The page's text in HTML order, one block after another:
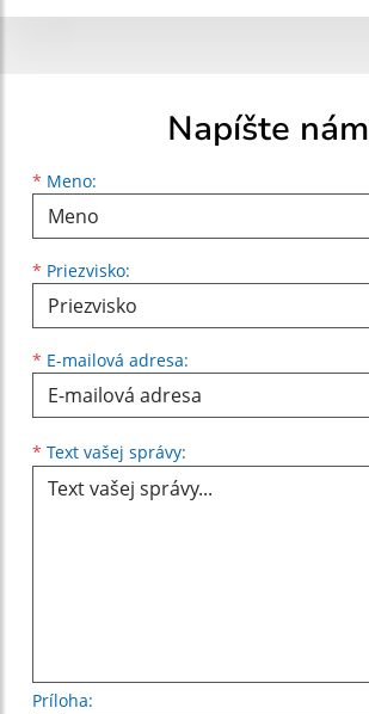
Napíšte nám
* Meno:
Meno
* Priezvisko:
Priezvisko
* E-mailová adresa:
E-mailová adresa
* Text vašej správy:
Príloha: